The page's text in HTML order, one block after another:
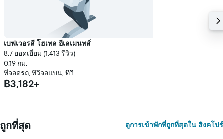
เบฟเวอรลี โฮเทล อีเลเมนทส์
8.7 ยอดเยี่ยม (1,413 รีวิว)
0.19 กม.
ที่จอดรถ, ทีวีจอแบน, ทีวี
฿3,182+
ถูกที่สุด ดูการเข้าพักที่ถูกที่สุดใน สิงคโปร์